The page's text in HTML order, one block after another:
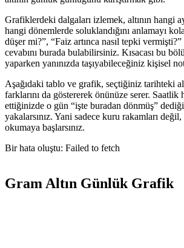
Grafiklerdeki dalgaları izlemek, altının hangi
hangi dönemlerde soluklandığını anlamayı
düşer mi?”, “Faiz artınca nasıl tepki
cevabını burada bulabilirsiniz. Kısacası bu
yaparken yanınızda taşıyabileceğiniz kişisel
Aşağıdaki tablo ve grafik, seçtiğiniz tarihteki
farklarını da göstererek önünüze serer. Saatlik
ettiğinizde o gün “işte buradan dönmüş”
yakalarsınız. Yani sadece kuru rakamları
okumaya başlarsınız.
Bir hata oluştu: Failed to fetch
Gram Altın Günlük Grafik